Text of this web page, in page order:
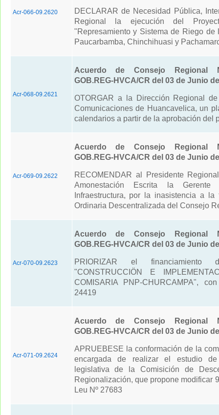
Acr-066-09.2620
DECLARAR de Necesidad Pública,
Regional la ejecución del
"Represamiento y Sistema de Riego de
Paucarbamba, Chinchihuasi y
Acr-068-09.2621
Acuerdo de Consejo Regional
GOB.REG-HVCA/CR del 03 de Junio
OTORGAR a la Dirección Regional
Comunicaciones de Huancavelica, un
calendarios a partir de la aprobación del
Acr-069-09.2622
Acuerdo de Consejo Regional
GOB.REG-HVCA/CR del 03 de Junio
RECOMENDAR al Presidente
Amonestación Escrita la Gerente
Infraestructura, por la inasistencia a la
Ordinaria Descentralizada del Consejo
Acr-070-09.2623
Acuerdo de Consejo Regional
GOB.REG-HVCA/CR del 03 de Junio
PRIORIZAR el financiamiento
"CONSTRUCCIÖN E
COMISARIA PNP-CHURCAMPA",
24419
Acr-071-09.2624
Acuerdo de Consejo Regional
GOB.REG-HVCA/CR del 03 de Junio
APRUEBESE la conformación de la
encargada de realizar el estudio
legislativa de la Comisición de
Regionalización, que propone modificar
Leu Nº 27683